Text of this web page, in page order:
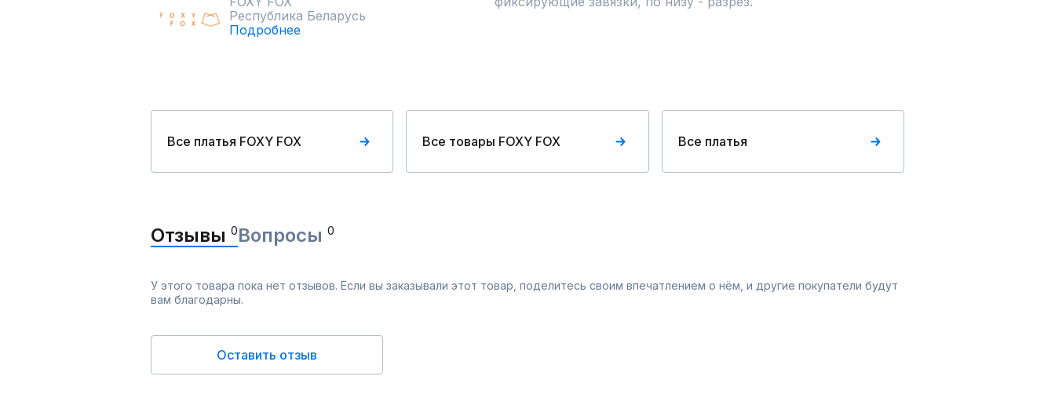
Республика Беларусь
Подробнее
Все платья FOXY FOX Все товары FOXY FOX Все платья
Отзывы 0Вопросы 0
У этого товара пока нет отзывов. Если вы заказывали этот товар, поделитесь своим впечатлением о нём, и другие покупатели будут
вам благодарны.
Оставить отзыв